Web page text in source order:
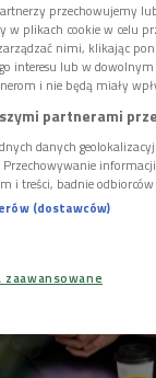
przechowujemy
w plikach cookie w celu
nimi, klikając
interesu lub w
i nie będą miały
partnerami
danych
i treści, badnie odbiorców
(dostawców)